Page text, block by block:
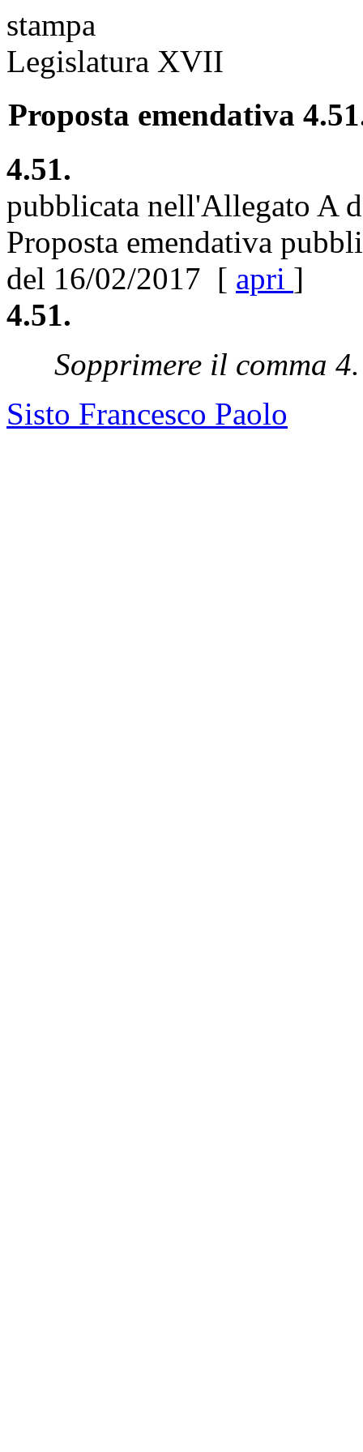
stampa
Legislatura XVII
Proposta emendativa
4.51.
pubblicata nell'Allegato A
Proposta emendativa
del 16/02/2017 [ apri ]
4.51.
Sopprimere il comma 4.
Sisto Francesco Paolo